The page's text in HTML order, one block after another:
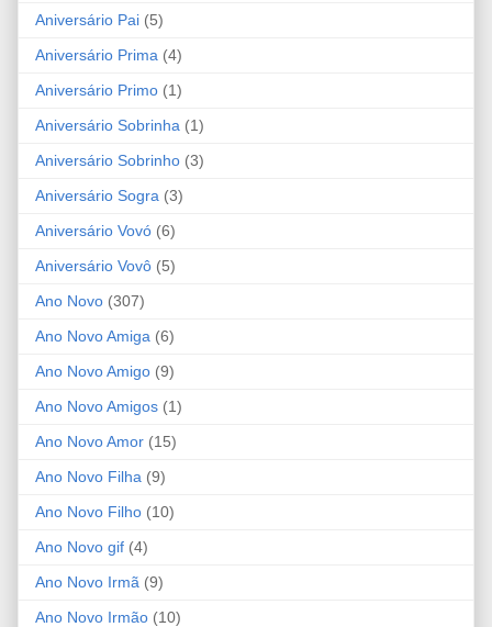
Aniversário Pai (5)
Aniversário Prima (4)
Aniversário Primo (1)
Aniversário Sobrinha (1)
Aniversário Sobrinho (3)
Aniversário Sogra (3)
Aniversário Vovó (6)
Aniversário Vovô (5)
Ano Novo (307)
Ano Novo Amiga (6)
Ano Novo Amigo (9)
Ano Novo Amigos (1)
Ano Novo Amor (15)
Ano Novo Filha (9)
Ano Novo Filho (10)
Ano Novo gif (4)
Ano Novo Irmã (9)
Ano Novo Irmão (10)